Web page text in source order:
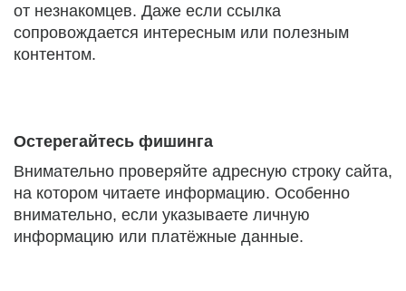
от незнакомцев. Даже если ссылка
сопровождается интересным или полезным
контентом.
Остерегайтесь фишинга
Внимательно проверяйте адресную строку сайта,
на котором читаете информацию. Особенно
внимательно, если указываете личную
информацию или платёжные данные.